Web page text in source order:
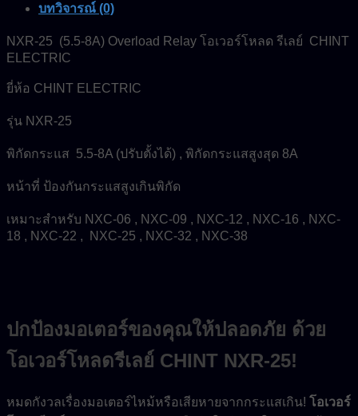
บทวิจารณ์ (0)
NXR-25 (5.5-8A) Overload Relay โอเวอร์โหลด รีเลย์ CHINT
ELECTRIC
ยี่ห้อ CHINT ELECTRIC
รุ่น NXR-25
พิกัดกระแส 5.5-8A (ปรับตั้งได้) , พิกัดกระแสสูงสุด 8A
หน้าที่ ป้องกันกระแสสูงเกินพิกัด
เหมาะสำหรับ NXC-06 , NXC-09 , NXC-12 , NXC-16 , NXC-
18 , NXC-22 , NXC-25 , NXC-32 , NXC-38
ปกป้องมอเตอร์ของคุณให้ปลอดภัย ด้วย
โอเวอร์โหลดรีเลย์ CHINT NXR-25!
หมดกังวลเรื่องมอเตอร์ไหม้หรือเสียหายจากกระแสเกิน! โอเวอร์